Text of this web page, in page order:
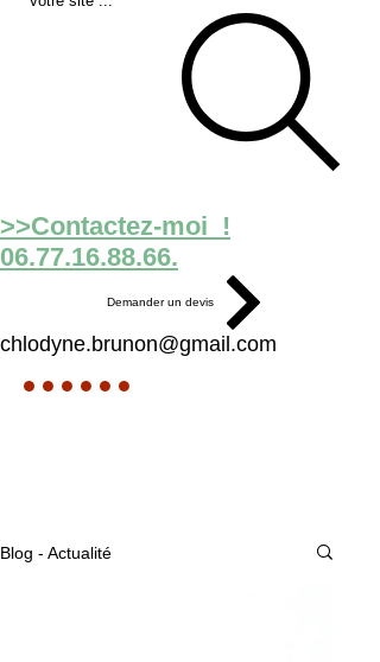
>>Contactez-moi !
06.77.16.88.66.
Demander un devis
chlodyne.brunon@gmail.com
Blog - Actualité